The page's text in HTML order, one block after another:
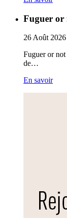
Fuguer or
26Août 2026
Fuguer or
de…
En savoir